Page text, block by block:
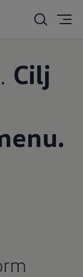
Cilj